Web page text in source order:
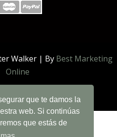
que te damos la
web. Si continúas
que estás de
Walker | By Best Marketing
Online